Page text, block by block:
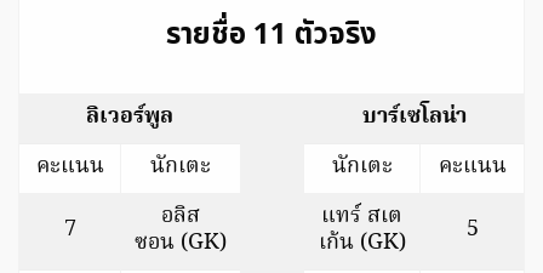
รายชื่อ 11 ตัวจริง
ลิเวอร์พูล
บาร์เซโลน่า
คะแนน
นักเตะ นักเตะ
คะแนน
7
อลิส
ซอน (GK)
แทร์ สเต
เก้น (GK)
5